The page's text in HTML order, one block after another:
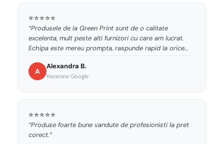
⭐⭐⭐⭐⭐
“Produsele de la Green Print sunt de o calitate
excelenta, mult peste alti furnizori cu care am lucrat.
Echipa este mereu prompta, raspunde rapid la orice
Recomand cu incredere!”
A
Alexandra B.
Recenzie Google
⭐⭐⭐⭐⭐
“Produse foarte bune vandute de profesionisti la pret
corect.”